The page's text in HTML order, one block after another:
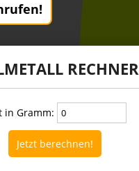
RECHNER
in Gramm:
Jetzt berechnen!